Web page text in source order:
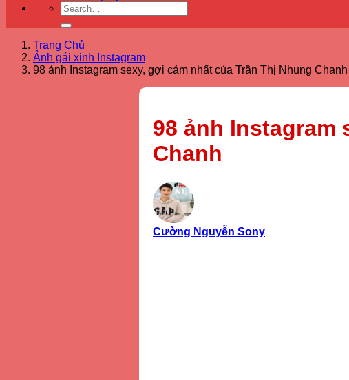
Trang Chủ
Ảnh gái xinh Instagram
98 ảnh Instagram sexy, gợi cảm nhất của Trần Thị Nhung Chanh
98 ảnh Instagram
Chanh
Cường Nguyễn Sony